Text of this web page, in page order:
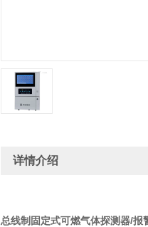
详情介绍
总线制固定式可燃气体探测器/报